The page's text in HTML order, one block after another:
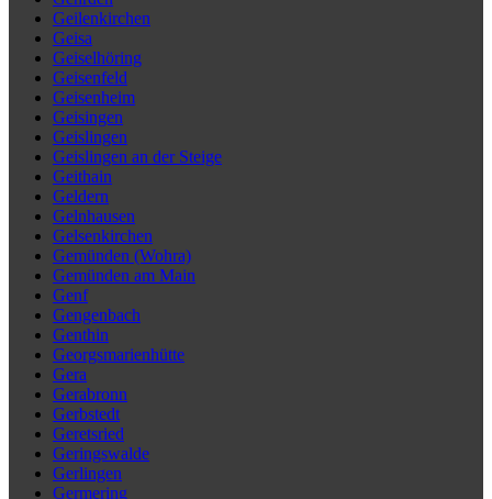
Geilenkirchen
Geisa
Geiselhöring
Geisenfeld
Geisenheim
Geisingen
Geislingen
Geislingen an der Steige
Geithain
Geldern
Gelnhausen
Gelsenkirchen
Gemünden (Wohra)
Gemünden am Main
Genf
Gengenbach
Genthin
Georgsmarienhütte
Gera
Gerabronn
Gerbstedt
Geretsried
Geringswalde
Gerlingen
Germering